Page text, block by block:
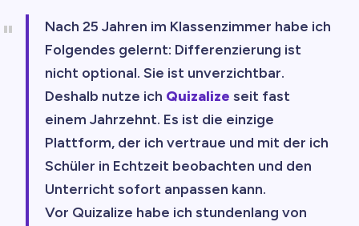
Nach 25 Jahren im Klassenzimmer habe ich
Folgendes gelernt: Differenzierung ist
nicht optional. Sie ist unverzichtbar.
Deshalb nutze ich Quizalize seit fast
einem Jahrzehnt. Es ist die einzige
Plattform, der ich vertraue und mit der ich
Schüler in Echtzeit beobachten und den
Unterricht sofort anpassen kann.
Vor Quizalize habe ich stundenlang von